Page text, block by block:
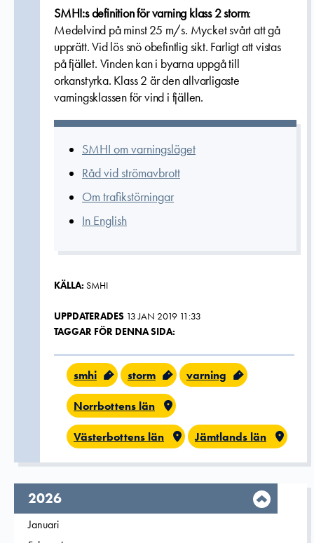
SMHI:s definition för varning klass 2 storm:
Medelvind på minst 25 m/s. Mycket svårt att gå
upprätt. Vid lös snö obefintlig sikt. Farligt att vistas
på fjället. Vinden kan i byarna uppgå till
orkanstyrka. Klass 2 är den allvarligaste
varningsklassen för vind i fjällen.
SMHI om varningsläget
Råd vid strömavbrott
Om trafikstörningar
In English
KÄLLA: SMHI
UPPDATERADES 13 JAN 2019 11:33
TAGGAR FÖR DENNA SIDA:
smhi storm varning
Norrbottens län
Västerbottens län Jämtlands län
År,
2026
Filtrera på
Januari